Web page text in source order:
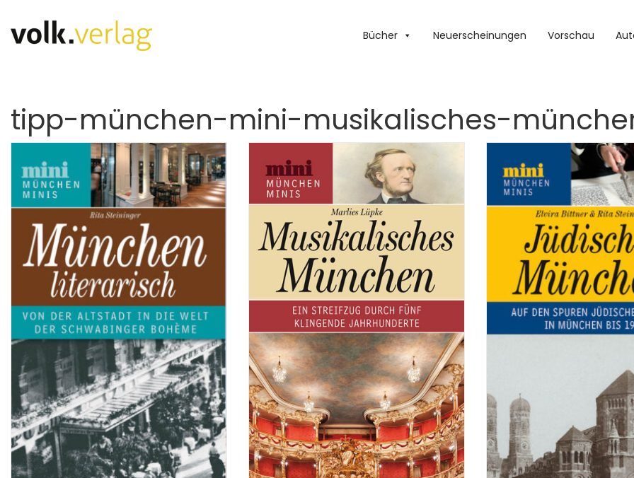
Bücher Neuerscheinungen Vorschau
tipp-münchen-mini-musikalisches-